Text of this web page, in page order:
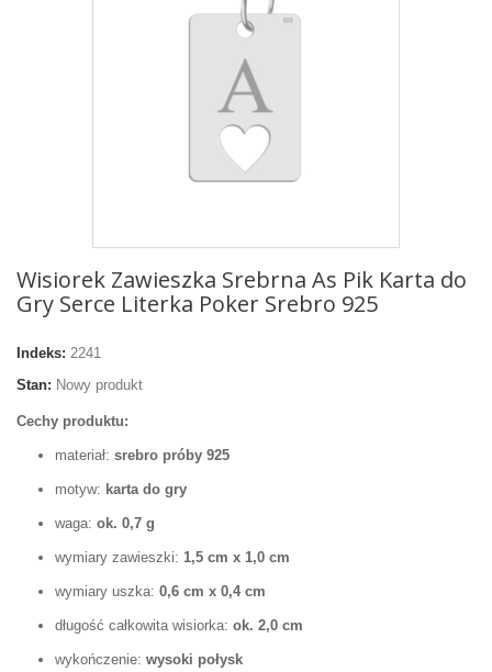
Wisiorek Zawieszka Srebrna As Pik Karta do
Gry Serce Literka Poker Srebro 925
Indeks: 2241
Stan: Nowy produkt
Cechy produktu:
materiał: srebro próby 925
motyw: karta do gry
waga: ok. 0,7 g
wymiary zawieszki: 1,5 cm x 1,0 cm
wymiary uszka: 0,6 cm x 0,4 cm
długość całkowita wisiorka: ok. 2,0 cm
wykończenie: wysoki połysk